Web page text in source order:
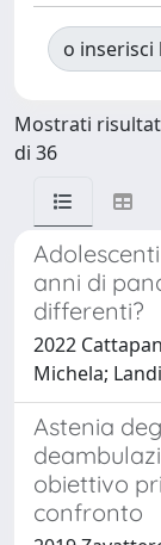
o inserisci
Mostrati
di 36
anni di
differenti?
2022
Michela;
Astenia
obiettivo
confronto